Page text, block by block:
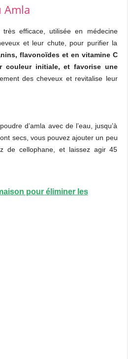
Amla
efficace, utilisée en médecine
et leur chute, pour purifier la
flavonoïdes et en vitamine C
couleur initiale, et favorise une
des cheveux et revitalise leur
d’amla avec de l’eau, jusqu’à
secs, vous pouvez ajouter un peu
de cellophane, et laissez agir 45
pour éliminer les